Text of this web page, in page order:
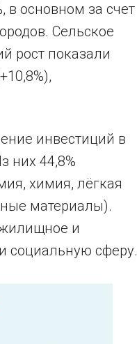
в основном за счет
Сельское
рост показали
инвестиций в
них 44,8%
химия, лёгкая
материалы).
и
социальную сферу.